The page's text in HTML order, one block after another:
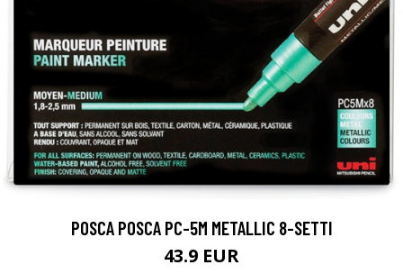
POSCA POSCA PC-5M METALLIC 8-SETTI
43.9 EUR